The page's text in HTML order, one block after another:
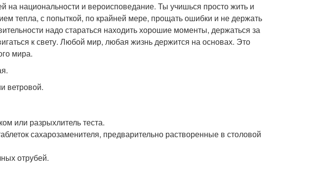
на национальности и вероисповедание. Ты учишься просто жить и
тепла, с попыткой, по крайней мере, прощать ошибки и не держать
надо стараться находить хорошие моменты, держаться за
к свету. Любой мир, любая жизнь держится на основах. Это
мира.
ветровой.
или разрыхлитель теста.
сахарозаменителя, предварительно растворенные в столовой
отрубей.